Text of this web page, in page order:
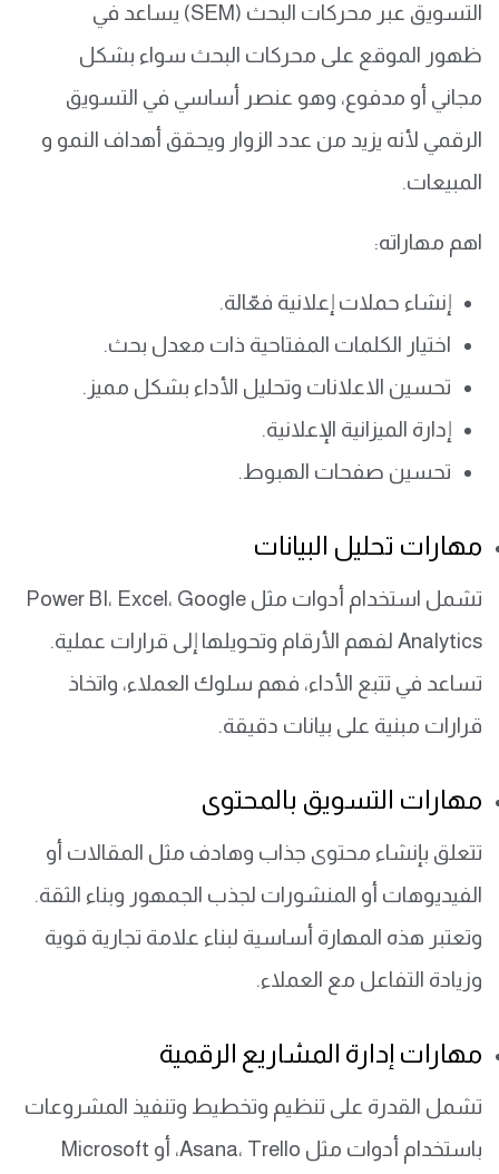
التسويق عبر محركات البحث (SEM) يساعد في
ظهور الموقع على محركات البحث سواء بشكل
مجاني أو مدفوع، وهو عنصر أساسي في التسويق
الرقمي لأنه يزيد من عدد الزوار ويحقق أهداف النمو و
المبيعات.
اهم مهاراته:
إنشاء حملات إعلانية فعّالة.
اختيار الكلمات المفتاحية ذات معدل بحث.
تحسين الاعلانات وتحليل الأداء بشكل مميز.
إدارة الميزانية الإعلانية.
تحسين صفحات الهبوط.
مهارات تحليل البيانات
تشمل استخدام أدوات مثل Power BI، Excel، Google
Analytics لفهم الأرقام وتحويلها إلى قرارات عملية.
تساعد في تتبع الأداء، فهم سلوك العملاء، واتخاذ
قرارات مبنية على بيانات دقيقة.
مهارات التسويق بالمحتوى
تتعلق بإنشاء محتوى جذاب وهادف مثل المقالات أو
الفيديوهات أو المنشورات لجذب الجمهور وبناء الثقة.
وتعتبر هذه المهارة أساسية لبناء علامة تجارية قوية
وزيادة التفاعل مع العملاء.
مهارات إدارة المشاريع الرقمية
تشمل القدرة على تنظيم وتخطيط وتنفيذ المشروعات
باستخدام أدوات مثل Asana، Trello، أو Microsoft